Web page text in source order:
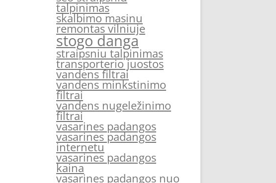
talpinimas
skalbimo masinu
remontas vilniuje
stogo danga
straipsniu talpinimas
transporterio juostos
vandens filtrai
vandens minkstinimo
filtrai
vandens nugeležinimo
filtrai
vasarines padangos
vasarines padangos
internetu
vasarines padangos
kaina
vasarines padangos nuo